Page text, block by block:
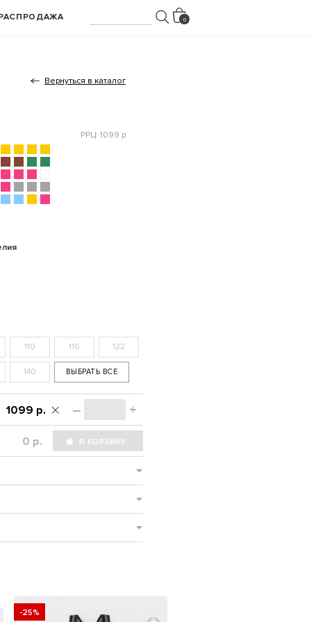
Вернуться в каталог
РРЦ: 1099 р.
110 116 122
140 ВЫБРАТЬ ВСЕ
– +
1099 р.
р.
-25%